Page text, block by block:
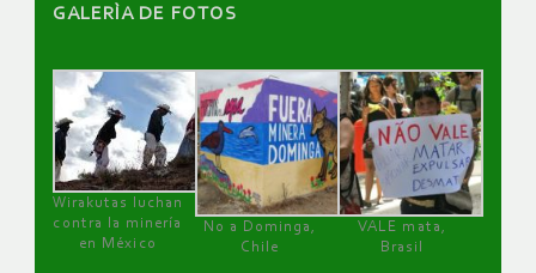
GALERÌA DE FOTOS
Wirakutas luchan
contra la minería
en México
No a Dominga,
Chile
VALE mata,
Brasil